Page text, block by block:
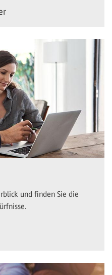
und finden Sie die